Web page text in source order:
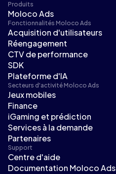
Produits
Moloco Ads
Fonctionnalités Moloco Ads
Acquisition d'utilisateurs
Réengagement
CTV de performance
SDK
Plateforme d'IA
Secteurs d'activité Moloco Ads
Jeux mobiles
Finance
iGaming et prédiction
Services à la demande
Partenaires
Support
Centre d'aide
Documentation Moloco Ads